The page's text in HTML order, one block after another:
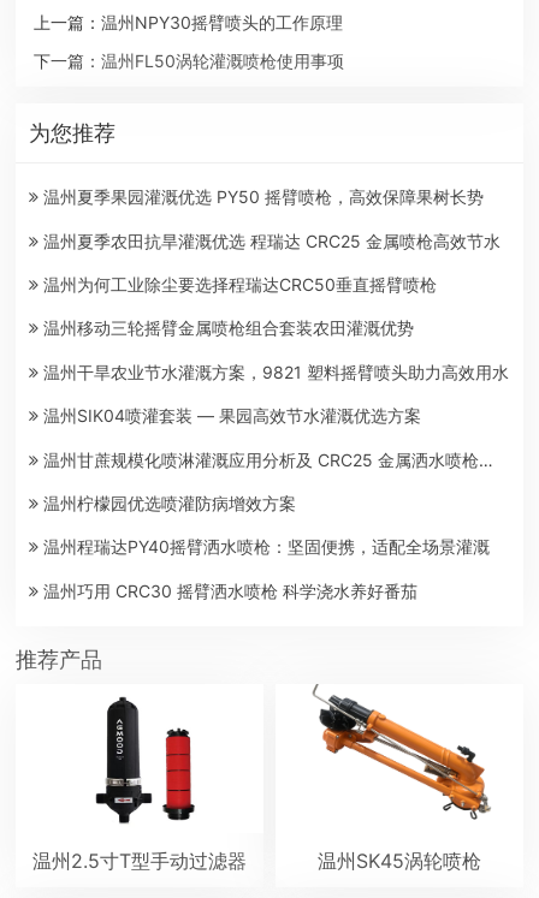
上一篇： 温州NPY30摇臂喷头的工作原理
下一篇： 温州FL50涡轮灌溉喷枪使用事项
为您推荐
温州夏季果园灌溉优选 PY50 摇臂喷枪，高效保障果树长势
温州夏季农田抗旱灌溉优选 程瑞达 CRC25 金属喷枪高效节水
温州为何工业除尘要选择程瑞达CRC50垂直摇臂喷枪
温州移动三轮摇臂金属喷枪组合套装农田灌溉优势
温州干旱农业节水灌溉方案，9821 塑料摇臂喷头助力高效用水
温州SIK04喷灌套装 — 果园高效节水灌溉优选方案
温州甘蔗规模化喷淋灌溉应用分析及 CRC25 金属洒水喷枪适配要点
温州柠檬园优选喷灌防病增效方案
温州程瑞达PY40摇臂洒水喷枪：坚固便携，适配全场景灌溉
温州巧用 CRC30 摇臂洒水喷枪 科学浇水养好番茄
推荐产品
温州2.5寸T型手动过滤器 温州SK45涡轮喷枪